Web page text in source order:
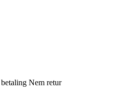
Nem retur